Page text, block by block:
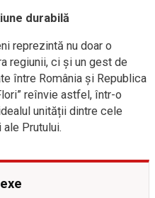
durabilă
reprezintă nu doar o
regiunii, ci și un gest de
între România și Republica
reînvie astfel, într-o
unității dintre cele
Prutului.